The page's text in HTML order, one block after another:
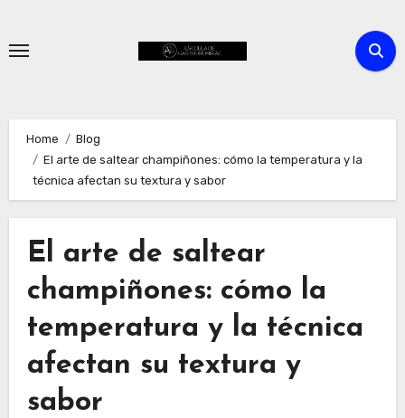
content
Home
Blog
El arte de saltear champiñones: cómo la temperatura y la
técnica afectan su textura y sabor
El arte de saltear
champiñones: cómo la
temperatura y la técnica
afectan su textura y
sabor